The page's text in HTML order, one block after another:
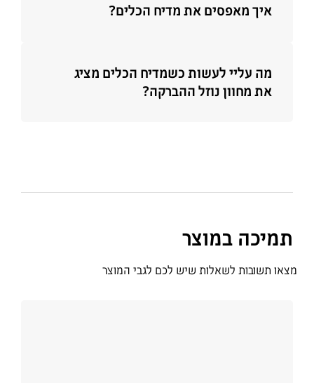
איך מאפסים את מדיח הכלים?
מה עליי לעשות כשמדיח הכלים מציג
את מחוון נוזל ההברקה?
תמיכה במוצר
מצאו תשובות לשאלות שיש לכם לגבי המוצר